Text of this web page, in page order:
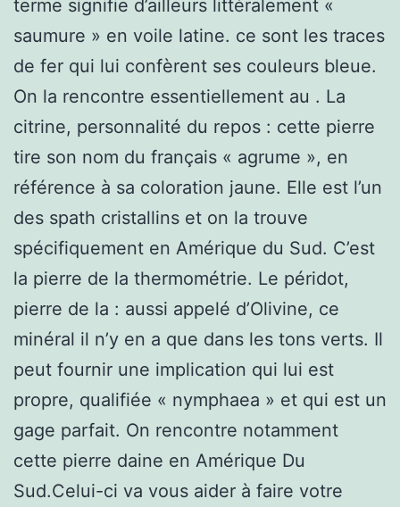
terme signifie d’ailleurs littéralement «
saumure » en voile latine. ce sont les traces
de fer qui lui confèrent ses couleurs bleue.
On la rencontre essentiellement au . La
citrine, personnalité du repos : cette pierre
tire son nom du français « agrume », en
référence à sa coloration jaune. Elle est l’un
des spath cristallins et on la trouve
spécifiquement en Amérique du Sud. C’est
la pierre de la thermométrie. Le péridot,
pierre de la : aussi appelé d’Olivine, ce
minéral il n’y en a que dans les tons verts. Il
peut fournir une implication qui lui est
propre, qualifiée « nymphaea » et qui est un
gage parfait. On rencontre notamment
cette pierre daine en Amérique Du
Sud.Celui-ci va vous aider à faire votre